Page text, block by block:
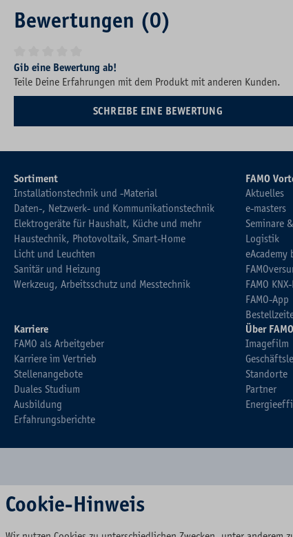
Bewertungen (0)
Durchschnittliche Bewertung von 0 von 5 Sternen
Gib eine Bewertung ab!
Teile Deine Erfahrungen mit dem Produkt mit anderen Kunden.
SCHREIBE EINE BEWERTUNG
Sortiment
Installationstechnik und -Material
Daten-, Netzwerk- und Kommunikationstechnik
Elektrogeräte für Haushalt, Küche und mehr
Haustechnik, Photovoltaik, Smart-Home
Licht und Leuchten
Sanitär und Heizung
Werkzeug, Arbeitsschutz und Messtechnik
FAMO
Aktuelles
e-masters
Seminare
Logistik
eAcademy
FAMO
FAMO-App
Karriere
FAMO als Arbeitgeber
Karriere im Vertrieb
Stellenangebote
Duales Studium
Ausbildung
Erfahrungsberichte
Über FAMO
Imagefilm
Standorte
Partner
Cookie-Hinweis